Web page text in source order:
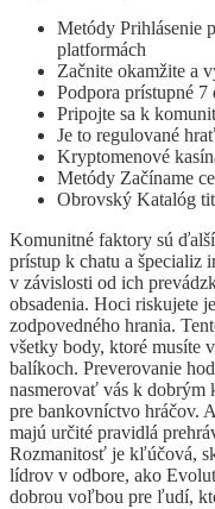
Metódy Prihlásenie
platformách
Začnite okamžite a
Podpora prístupné
Pripojte sa k
Je to regulované
Kryptomenové
Metódy Začíname
Obrovský Katalóg
Komunitné faktory sú
prístup k chatu a špecializ
v závislosti od ich
obsadenia. Hoci riskujete
zodpovedného hrania.
všetky body, ktoré musíte
balíkoch. Preverovanie
nasmerovať vás k dobrým
pre bankovníctvo hráčov.
majú určité pravidlá
Rozmanitosť je kľúčová,
lídrov v odbore, ako
dobrou voľbou pre ľudí,